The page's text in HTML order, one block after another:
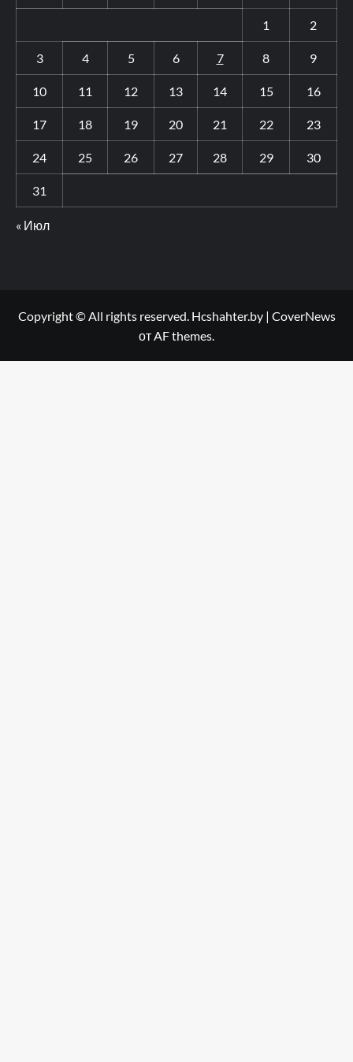
1 2
3 4 5 6 7 8 9
10 11 12 13 14 15 16
17 18 19 20 21 22 23
24 25 26 27 28 29 30
31
« Июл
Copyright © All rights reserved. Hcshahter.by | CoverNews
от AF themes.